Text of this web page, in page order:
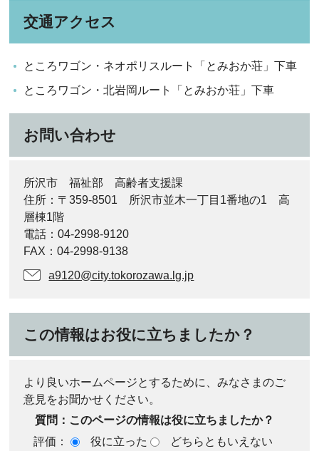
交通アクセス
ところワゴン・ネオポリスルート「とみおか荘」下車
ところワゴン・北岩岡ルート「とみおか荘」下車
お問い合わせ
所沢市 福祉部 高齢者支援課
住所：〒359-8501 所沢市並木一丁目1番地の1 高
層棟1階
電話：04-2998-9120
FAX：04-2998-9138
a9120@city.tokorozawa.lg.jp
この情報はお役に立ちましたか？
より良いホームページとするために、みなさまのご
意見をお聞かせください。
質問：このページの情報は役に立ちましたか？
評価：
役に立った
どちらともいえない